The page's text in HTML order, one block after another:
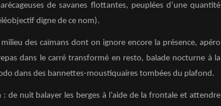
de savanes flottantes, peuplées d’une quantité
digne de ce nom).
des caïmans dont on ignore encore la présence, apéro
dans le carré transformé en resto, balade nocturne à la
dans des bannettes-moustiquaires tombées du plafond.
de nuit balayer les berges à l’aide de la frontale et attendre